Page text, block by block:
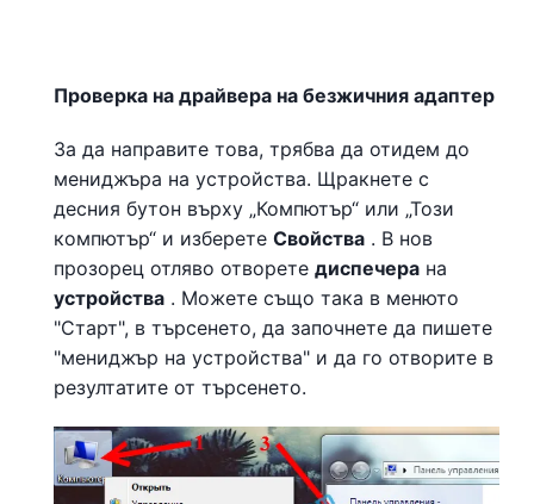
Проверка на драйвера на безжичния адаптер
За да направите това, трябва да отидем до
мениджъра на устройства. Щракнете с
десния бутон върху „Компютър“ или „Този ​​
компютър“ и изберете Свойства . В нов
прозорец отляво отворете диспечера на
устройства . Можете също така в менюто
"Старт", в търсенето, да започнете да пишете
"мениджър на устройства" и да го отворите в
резултатите от търсенето.